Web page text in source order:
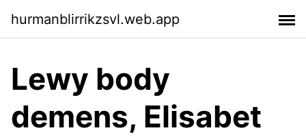
hurmanblirrikzsvl.web.app
Lewy body
demens, Elisabet